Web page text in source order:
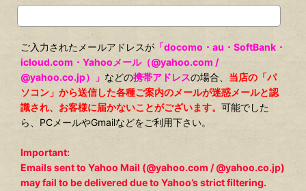
ご入力されたメールアドレスが 「docomo・au・SoftBank・
icloud.com・Yahooメール（@yahoo.com /
@yahoo.co.jp）」 などの携帯アドレスの場合、 当店の「パ
ソコン」から送信した各種ご案内のメールが迷惑メールと認
識され、お客様に届かないことがございます。 可能でした
ら、PCメールやGmailなどをご利用下さい。
Important:
Emails sent to Yahoo Mail (@yahoo.com / @yahoo.co.jp)
may fail to be delivered due to Yahoo’s strict filtering.